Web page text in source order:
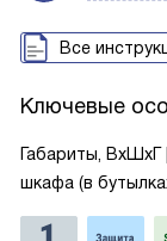
Все
Ключевые
Габариты, ВxШxГ
шкафа (в